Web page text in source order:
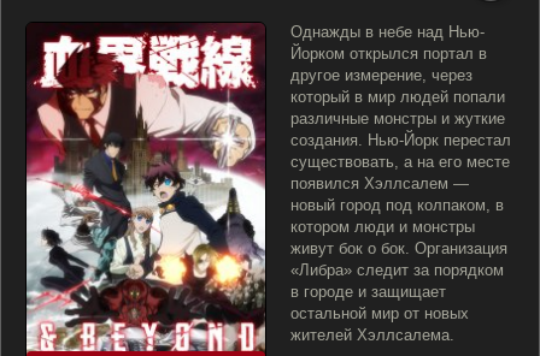
Однажды в небе над Нью-
Йорком открылся портал в
другое измерение, через
который в мир людей попали
различные монстры и жуткие
создания. Нью-Йорк перестал
существовать, а на его месте
появился Хэллсалем —
новый город под колпаком, в
котором люди и монстры
живут бок о бок. Организация
«Либра» следит за порядком
в городе и защищает
остальной мир от новых
жителей Хэллсалема.